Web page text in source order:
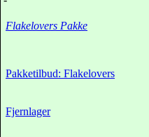
Flakelovers Pakke
Pakketilbud: Flakelovers
Fjernlager